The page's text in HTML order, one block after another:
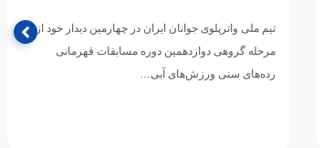
تیم ملی واترپلوی جوانان ایران در چهارمین دیدار خود از
مرحله گروهی دوازدهمین دوره مسابقات قهرمانی
رده‌های سنی ورزش‌های آبی…